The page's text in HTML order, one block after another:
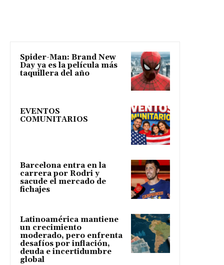
Spider-Man: Brand New
Day ya es la película más
taquillera del año
EVENTOS
COMUNITARIOS
Barcelona entra en la
carrera por Rodri y
sacude el mercado de
fichajes
Latinoamérica mantiene
un crecimiento
moderado, pero enfrenta
desafíos por inflación,
deuda e incertidumbre
global